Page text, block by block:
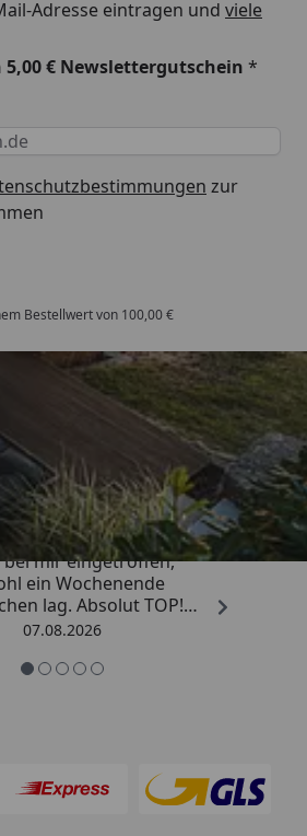
Adresse eintragen und viele
€ Newslettergutschein *
zur
Bestellwert von 100,00 €
Shops
4,81/ 5
ist innerhalb von 4
bei mir eingetroffen,
ein Wochenende
lag. Absolut TOP!
nicht die letzte
so.“
07.08.2026